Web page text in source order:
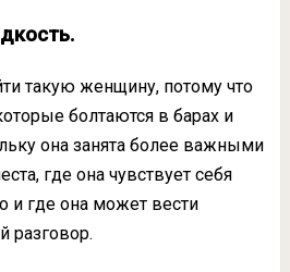
такую ​​женщину, потому что
болтаются в барах и
она занята более важными
где она чувствует себя
и где она может вести
разговор.